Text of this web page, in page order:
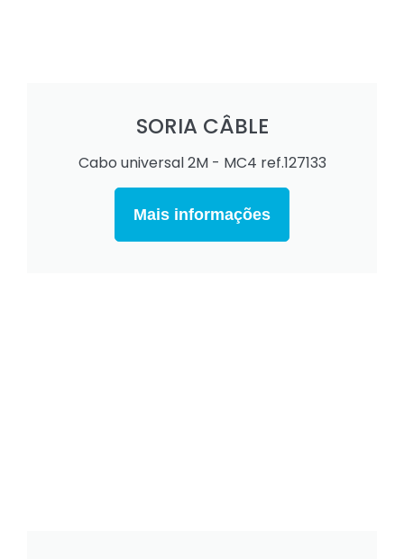
SORIA CÂBLE
Cabo universal 2M - MC4 ref.127133
Mais informações